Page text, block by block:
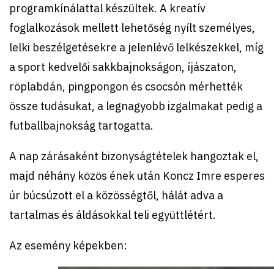
programkínálattal készültek. A kreatív
foglalkozások mellett lehetőség nyílt személyes,
lelki beszélgetésekre a jelenlévő lelkészekkel, míg
a sport kedvelői sakkbajnokságon, íjászaton,
röplabdán, pingpongon és csocsón mérhették
össze tudásukat, a legnagyobb izgalmakat pedig a
futballbajnokság tartogatta.
A nap zárásaként bizonyságtételek hangoztak el,
majd néhány közös ének után Koncz Imre esperes
úr búcsúzott el a közösségtől, hálát adva a
tartalmas és áldásokkal teli együttlétért.
Az esemény képekben: